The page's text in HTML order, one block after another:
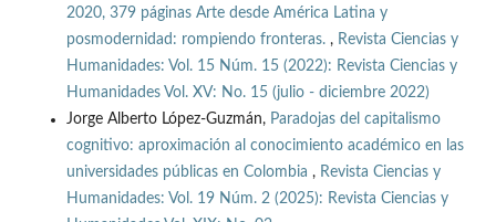
2020, 379 páginas Arte desde América Latina y
posmodernidad: rompiendo fronteras. , Revista Ciencias y
Humanidades: Vol. 15 Núm. 15 (2022): Revista Ciencias y
Humanidades Vol. XV: No. 15 (julio - diciembre 2022)
Jorge Alberto López-Guzmán, Paradojas del capitalismo
cognitivo: aproximación al conocimiento académico en las
universidades públicas en Colombia , Revista Ciencias y
Humanidades: Vol. 19 Núm. 2 (2025): Revista Ciencias y